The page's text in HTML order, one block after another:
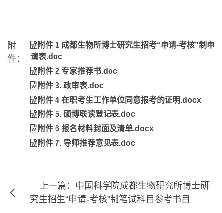
附
件：
附件 1 成都生物所博士研究生招考“申请-考核”制申
请表.doc
附件 2 专家推荐书.doc
附件 3. 政审表.doc
附件 4 在职考生工作单位同意报考的证明.docx
附件 5. 硕博联读登记表.doc
附件 6 报名材料封面及清单.docx
附件 7. 导师推荐意见表.doc
上一篇：中国科学院成都生物研究所博士研
究生招生“申请-考核”制笔试科目参考书目